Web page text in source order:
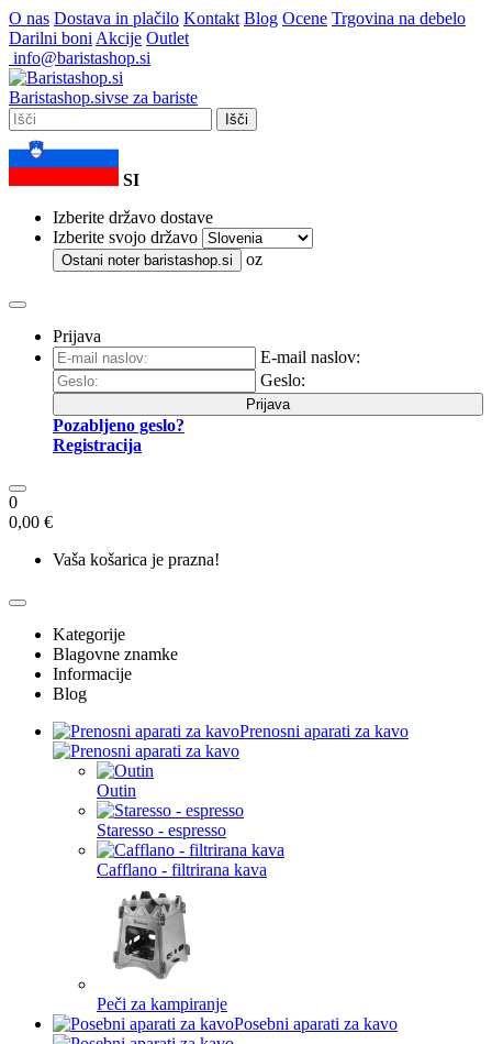
O nas Dostava in plačilo Kontakt Blog Ocene Trgovina na debelo
Darilni boni Akcije Outlet
info@baristashop.si
Baristashop.sivse za bariste
Išči
SI
Izberite državo dostave
Izberite svojo državo
Ostani noter baristashop.si oz
Prijava
E-mail naslov:
Geslo:
Prijava
Pozabljeno geslo?
Registracija
0
0,00 €
Vaša košarica je prazna!
Kategorije
Blagovne znamke
Informacije
Blog
Prenosni aparati za kavo
Outin
Staresso - espresso
Cafflano - filtrirana kava
Peči za kampiranje
Posebni aparati za kavo